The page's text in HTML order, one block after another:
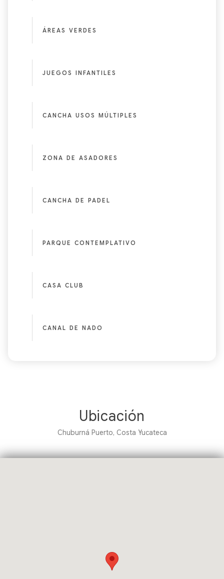
ÁREAS VERDES
JUEGOS INFANTILES
CANCHA USOS MÚLTIPLES
ZONA DE ASADORES
CANCHA DE PADEL
PARQUE CONTEMPLATIVO
CASA CLUB
CANAL DE NADO
Ubicación
Chuburná Puerto, Costa Yucateca